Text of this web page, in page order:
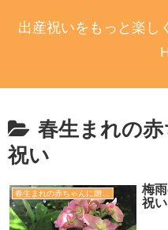
出産祝いをもっと楽し
春生まれの
祝い
梅
祝い